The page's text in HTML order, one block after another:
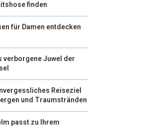
finden
für Damen entdecken
verborgene Juwel der
Reiseziel
und Traumstränden
passt zu Ihrem